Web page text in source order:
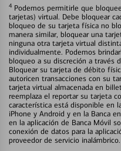
4 Podemos permitirle que
tarjetas) virtual. Debe bloquear
bloqueo de su tarjeta física no
manera similar, bloquear una
ninguna otra tarjeta virtual
individualmente. Podemos
bloqueo a su discreción a través
Bloquear su tarjeta de débito
autoricen transacciones con su
tarjeta virtual almacenada en
reemplaza el reportar su tarjeta
característica está disponible en
iPhone y Android y en la Banca
en la aplicación de Banca Móvil
conexión de datos para la
proveedor de servicio inalámbrico.